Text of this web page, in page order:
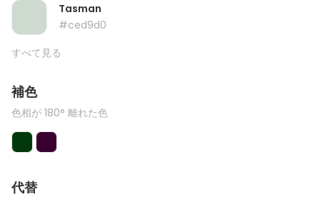
Tasman
#ced9d0
すべて見る
補色
色相が 180° 離れた色
代替